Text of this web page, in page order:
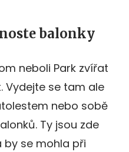
balonky
neboli Park zvířat
Vydejte se tam ale
nebo sobě
Ty jsou zde
by se mohla při